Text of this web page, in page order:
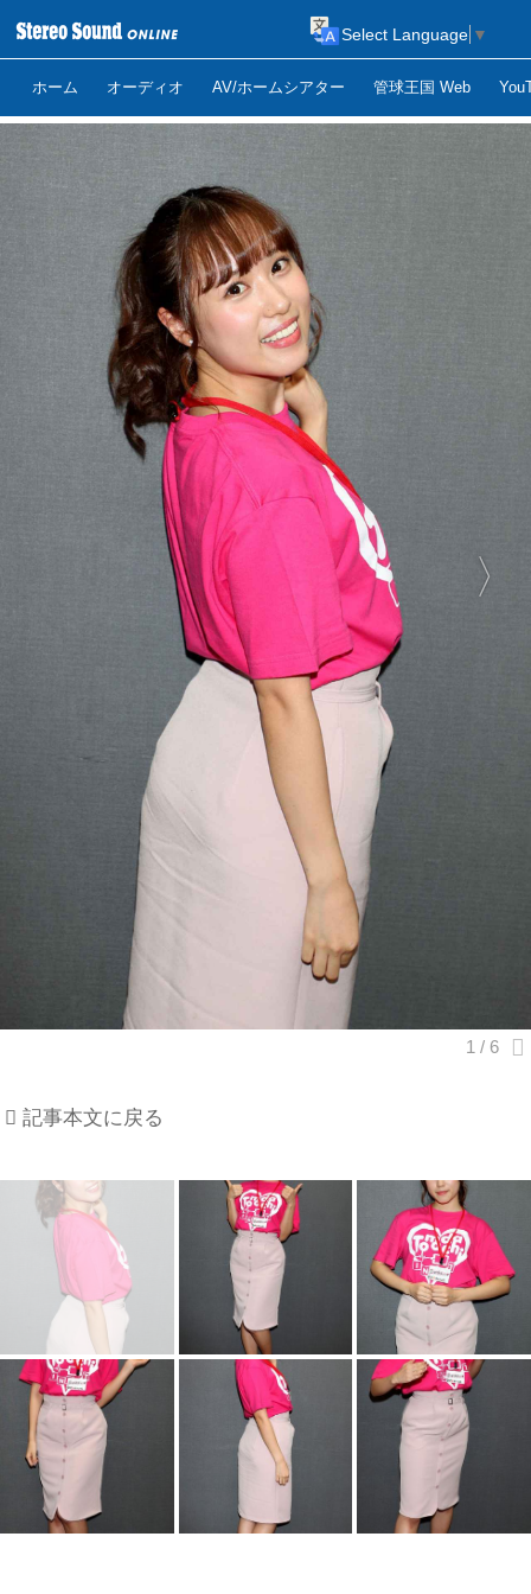
ホーム オーディオ AV/ホームシアター 管球王国 Web
Select Language ▼
記事本文に戻る